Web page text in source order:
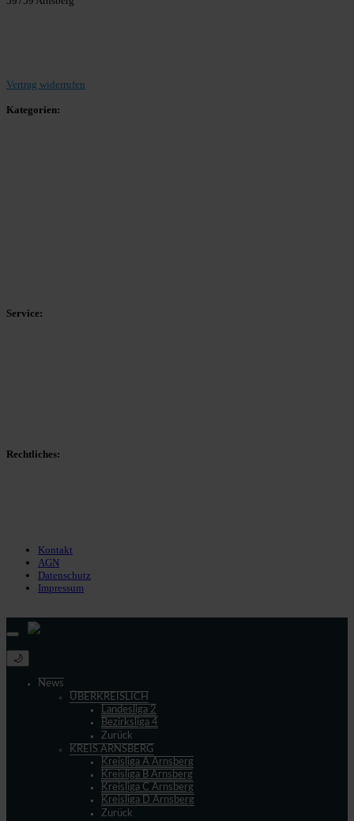
Vertrag widerrufen
Kategorien:
Service:
Rechtliches:
Kontakt
AGN
Datenschutz
Impressum
🌙
News
ÜBERKREISLICH
Landesliga 2
Bezirksliga 4
Zurück
KREIS ARNSBERG
Kreisliga A Arnsberg
Kreisliga B Arnsberg
Kreisliga C Arnsberg
Kreisliga D Arnsberg
Zurück